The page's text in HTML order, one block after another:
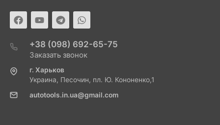
+38 (098) 692-65-75
Заказать звонок
г. Харьков
Украина, Песочин, пл. Ю. Кононенко,1
autotools.in.ua@gmail.com